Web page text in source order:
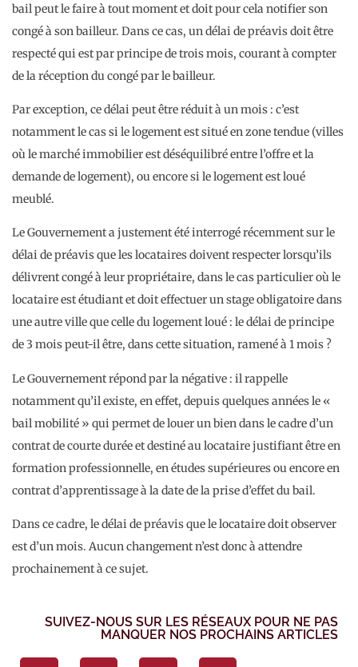
bail peut le faire à tout moment et doit pour cela notifier son
congé à son bailleur. Dans ce cas, un délai de préavis doit être
respecté qui est par principe de trois mois, courant à compter
de la réception du congé par le bailleur.
Par exception, ce délai peut être réduit à un mois : c’est
notamment le cas si le logement est situé en zone tendue (villes
où le marché immobilier est déséquilibré entre l’offre et la
demande de logement), ou encore si le logement est loué
meublé.
Le Gouvernement a justement été interrogé récemment sur le
délai de préavis que les locataires doivent respecter lorsqu’ils
délivrent congé à leur propriétaire, dans le cas particulier où le
locataire est étudiant et doit effectuer un stage obligatoire dans
une autre ville que celle du logement loué : le délai de principe
de 3 mois peut-il être, dans cette situation, ramené à 1 mois ?
Le Gouvernement répond par la négative : il rappelle
notamment qu’il existe, en effet, depuis quelques années le «
bail mobilité » qui permet de louer un bien dans le cadre d’un
contrat de courte durée et destiné au locataire justifiant être en
formation professionnelle, en études supérieures ou encore en
contrat d’apprentissage à la date de la prise d’effet du bail.
Dans ce cadre, le délai de préavis que le locataire doit observer
est d’un mois. Aucun changement n’est donc à attendre
prochainement à ce sujet.
SUIVEZ-NOUS SUR LES RÉSEAUX POUR NE PAS
MANQUER NOS PROCHAINS ARTICLES